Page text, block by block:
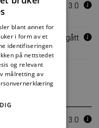
vernetiltak i
3.0
og anlegg.
Utgått
3.0
blant annet for
i form av et
identifiseringen
på nettstedet
og relevant
målretting av